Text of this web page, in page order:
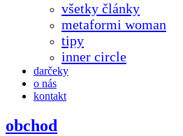
všetky články
metaformi woman
tipy
inner circle
darčeky
o nás
kontakt
obchod